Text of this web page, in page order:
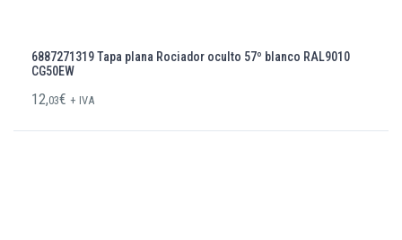
6887271319 Tapa plana Rociador oculto 57º blanco RAL9010
CG50EW
12,03€ + IVA